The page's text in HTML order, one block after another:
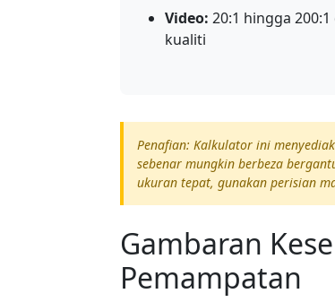
Video: 20:1 hingga
kualiti
Penafian: Kalkulator ini
sebenar mungkin berbeza
ukuran tepat, gunakan perisian
Gambaran
Pemampatan